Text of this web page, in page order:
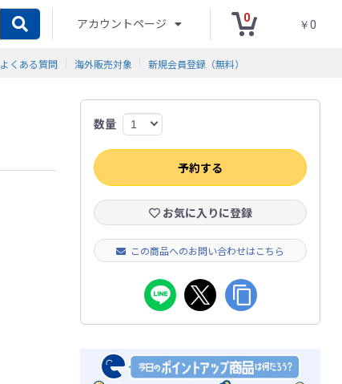
アカウントページ 0
￥0
よくある質問 海外販売対象 新規会員登録（無料）
数量
予約する
お気に入りに登録
この商品へのお問い合わせはこちら